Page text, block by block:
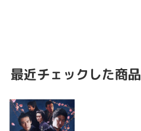
最近チェックした商品